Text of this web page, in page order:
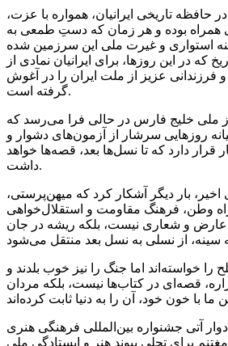
حافظه تاریخی ایرانیان، همواره با عزت،
بوده و هر زمان که دستِ طمعی به
استواری و غیرت ملی این سرزمین شده
که در این روزها، برای ایرانیان نمادی از
عزیز از ملت ایران را در آغوش
گرفته است.
ملی خلیج فارس در حالی فرا می‌رسد که
روزهایی سرشار از آزمون‌های دشوار و
قرار دارد که تا نسل‌ها بعد، قصه‌ها خواهد
داشت.
اخیر، بار دیگر آشکار کرد که میهن‌پرستی،
وطن، فرهنگ مقاومت و استقلال‌خواهی
عارض و شعاری نیست، بلکه ریشه در جان
را خواسته‌اند اما جنگ‌ را نیز خوب بلدند و
قصه‌ای در کتاب‌ها نیست، بلکه مردان
آتی جشنواره بین‌المللی فرهنگی هنری
برای تجلی پیوند هنر و ایستادگی ملی